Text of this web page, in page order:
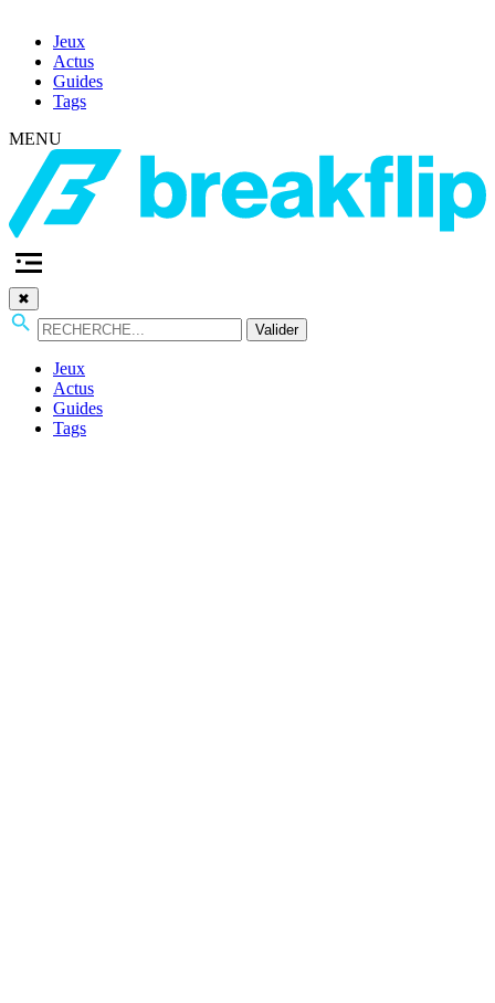
Jeux
Actus
Guides
Tags
MENU
✖
Valider
Jeux
Actus
Guides
Tags